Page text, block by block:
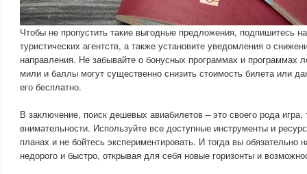
Чтобы не пропустить такие выгодные предложения, подпишитесь
туристических агентств, а также установите уведомления о
направления. Не забывайте о бонусных программах и программах
мили и баллы могут существенно снизить стоимость билета или
его бесплатно.
В заключение, поиск дешевых авиабилетов – это своего рода
внимательности. Используйте все доступные инструменты и
планах и не бойтесь экспериментировать. И тогда вы обязательно
недорого и быстро, открывая для себя новые горизонты и